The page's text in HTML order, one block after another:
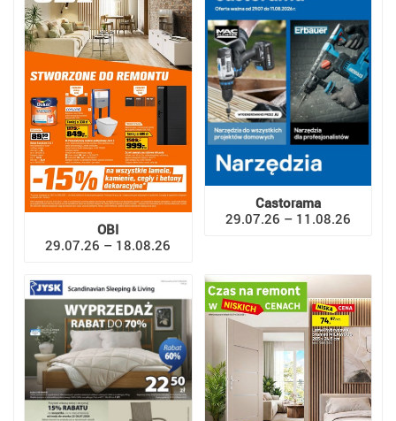
OBI
29.07.26 – 18.08.26
Castorama
29.07.26 – 11.08.26